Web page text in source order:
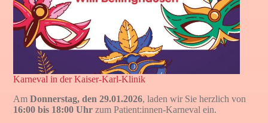
Karneval in der Kaiser-Karl-Klinik
AmDonnerstag, den 29.01.2026, laden wir Sie herzlich von
16:00 bis 18:00 Uhr zum Patient:innen-Karneval ein.